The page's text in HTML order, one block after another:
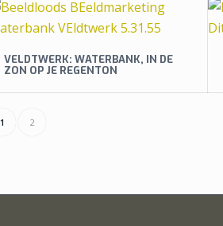
VELDTWERK: WATERBANK, IN DE
ZON OP JE REGENTON
1 2